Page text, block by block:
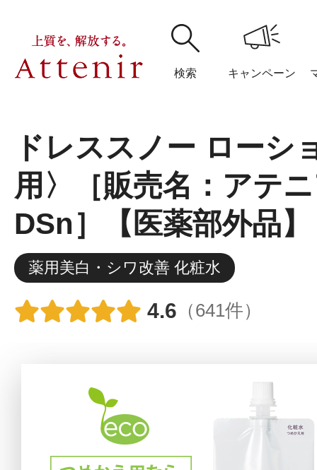
検索 キャンペーン
購入履歴 閲覧履
アテニア
ブランドサイ
アテニアの「
ドレススノー ローシ
用〉［販売名：アテ
DSn］【医薬部外品】
薬用美白・シワ改善 化粧水
4.6 （641件）